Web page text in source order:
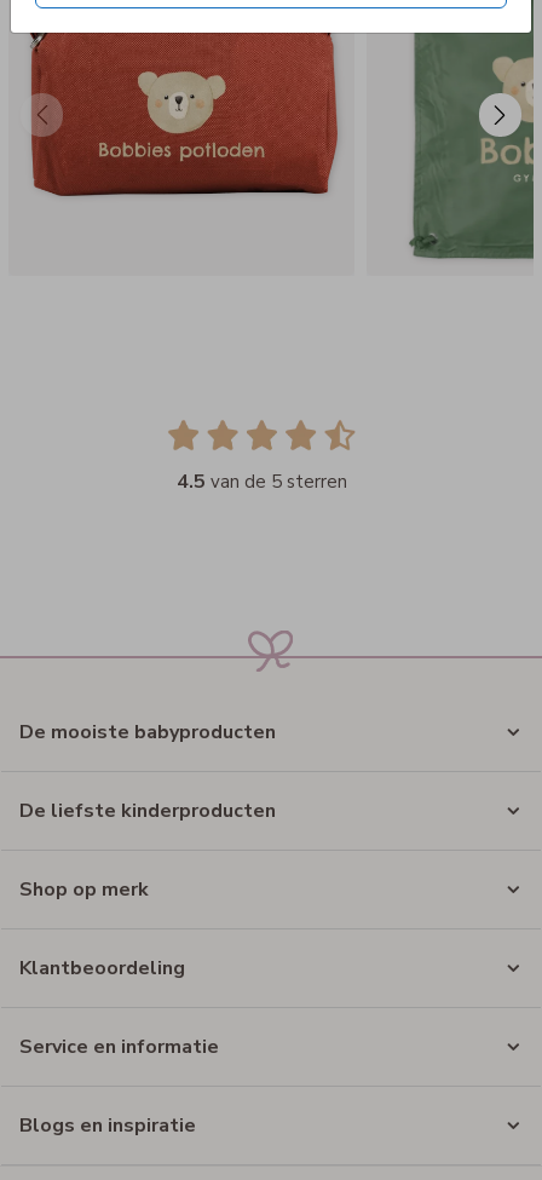
4.5 van de 5 sterren
De mooiste babyproducten
De liefste kinderproducten
Shop op merk
Klantbeoordeling
Service en informatie
Blogs en inspiratie